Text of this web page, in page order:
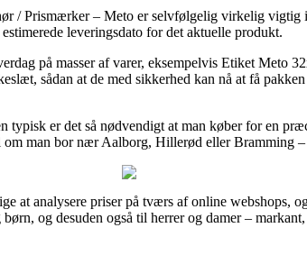
/ Prismærker – Meto er selvfølgelig virkelig vigtig
leveringsdato for det aktuelle produkt.
på masser af varer, eksempelvis Etiket Meto
sådan at de med sikkerhed kan nå at få
typisk er det så nødvendigt at man køber for en
man bor nær Aalborg, Hillerød eller Bramming
at analysere priser på tværs af online webshops,
og desuden også til herrer og damer –